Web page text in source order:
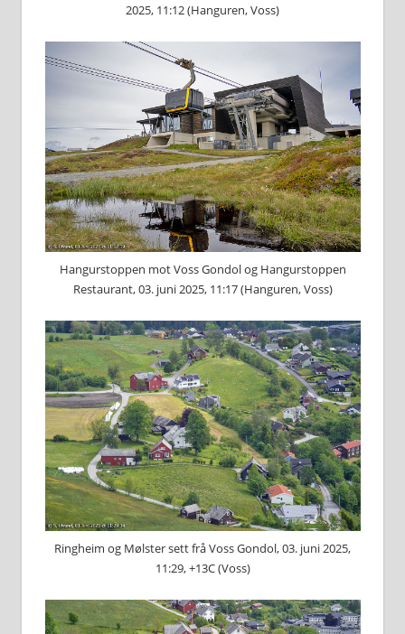
2025, 11:12 (Hanguren, Voss)
Hangurstoppen mot Voss Gondol og Hangurstoppen
Restaurant, 03. juni 2025, 11:17 (Hanguren, Voss)
Ringheim og Mølster sett frå Voss Gondol, 03. juni 2025,
11:29, +13C (Voss)